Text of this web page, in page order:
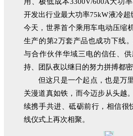
开发出行业最大功率75kW液冷超
今天，世界首个乘用车电动压缩
生产的第2万套产品也成功下线
与合作伙伴华域三电的信任、
持、团队夜以继日的努力拼搏都密
但这只是一个起点，也是万
关漫道真如铁，而今迈步从头越
续携手共进、砥砺前行，相信很
线仪式上再次相聚。